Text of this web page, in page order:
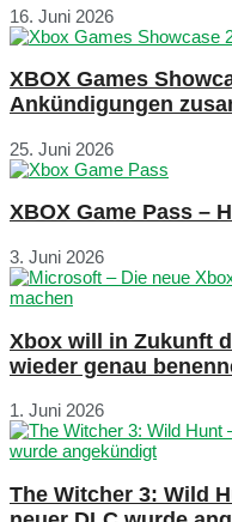
16. Juni 2026
XBOX Games
Ankündigungen
25. Juni 2026
XBOX Game Pass –
3. Juni 2026
Xbox will in Zukunft
wieder genau
1. Juni 2026
The Witcher 3: Wild